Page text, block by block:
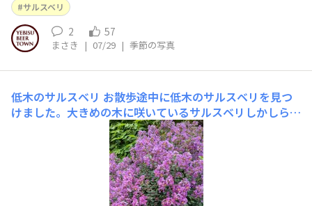
サルスベリ
2 57
まさき | 07/29 | 季節の写真
低木のサルスベリ お散歩途中に低木のサルスベリを見つ
けました。大きめの木に咲いているサルスベリしかしらな
かったので、花がよく見えてきれいでした。